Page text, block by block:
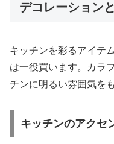
デコレーション
キッチンを彩るアイテ
は一役買います。カラ
チンに明るい雰囲気を
キッチンのアクセ